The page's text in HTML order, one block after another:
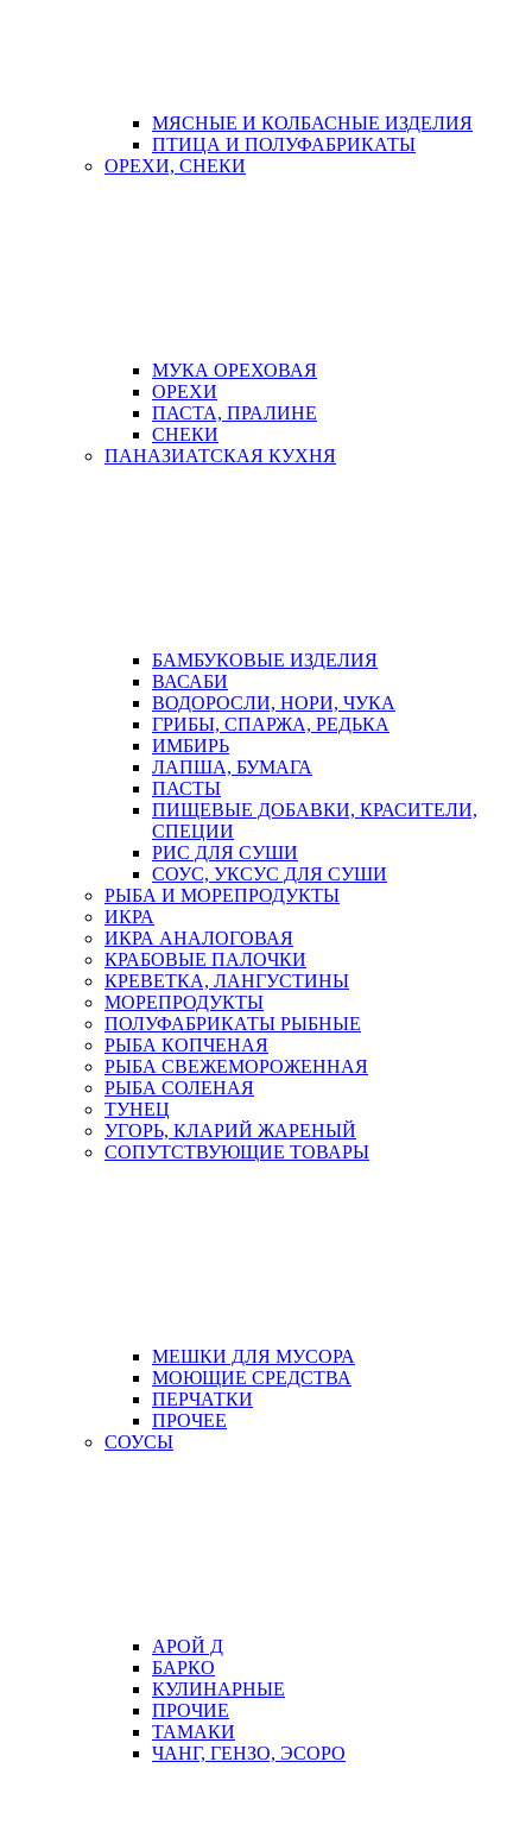
МЯСНЫЕ И КОЛБАСНЫЕ ИЗДЕЛИЯ
ПТИЦА И ПОЛУФАБРИКАТЫ
ОРЕХИ, СНЕКИ
МУКА ОРЕХОВАЯ
ОРЕХИ
ПАСТА, ПРАЛИНЕ
СНЕКИ
ПАНАЗИАТСКАЯ КУХНЯ
БАМБУКОВЫЕ ИЗДЕЛИЯ
ВАСАБИ
ВОДОРОСЛИ, НОРИ, ЧУКА
ГРИБЫ, СПАРЖА, РЕДЬКА
ИМБИРЬ
ЛАПША, БУМАГА
ПАСТЫ
ПИЩЕВЫЕ ДОБАВКИ, КРАСИТЕЛИ,
СПЕЦИИ
РИС ДЛЯ СУШИ
СОУС, УКСУС ДЛЯ СУШИ
РЫБА И МОРЕПРОДУКТЫ
ИКРА
ИКРА АНАЛОГОВАЯ
КРАБОВЫЕ ПАЛОЧКИ
КРЕВЕТКА, ЛАНГУСТИНЫ
МОРЕПРОДУКТЫ
ПОЛУФАБРИКАТЫ РЫБНЫЕ
РЫБА КОПЧЕНАЯ
РЫБА СВЕЖЕМОРОЖЕННАЯ
РЫБА СОЛЕНАЯ
ТУНЕЦ
УГОРЬ, КЛАРИЙ ЖАРЕНЫЙ
СОПУТСТВУЮЩИЕ ТОВАРЫ
МЕШКИ ДЛЯ МУСОРА
МОЮЩИЕ СРЕДСТВА
ПЕРЧАТКИ
ПРОЧЕЕ
СОУСЫ
АРОЙ Д
БАРКО
КУЛИНАРНЫЕ
ПРОЧИЕ
ТАМАКИ
ЧАНГ, ГЕНЗО, ЭСОРО